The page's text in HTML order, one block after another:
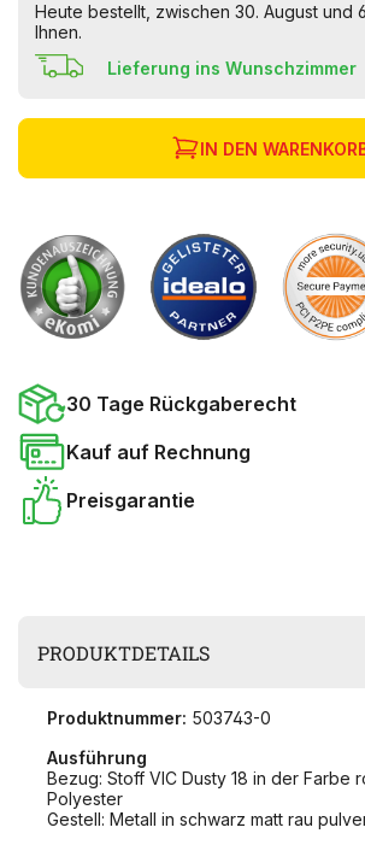
Heute bestellt, zwischen 30. August und
Ihnen.
Lieferung ins Wunschzimmer
IN DEN
30 Tage Rückgaberecht
Kauf auf Rechnung
Preisgarantie
PRODUKTDETAILS
Produktnummer: 503743-0
Ausführung
Bezug: Stoff VIC Dusty 18 in der Farbe
Polyester
Gestell: Metall in schwarz matt rau